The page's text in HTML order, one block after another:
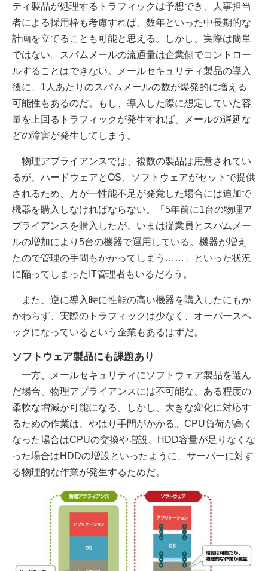
ティ製品が処理するトラフィックは予想でき、人事担当
者による採用枠も考慮すれば、数年といった中長期的な
計画を立てることも可能と思える。しかし、実際は簡単
ではない。スパムメールの流通量は企業側でコントロー
ルすることはできない。メールセキュリティ製品の導入
後に、1人あたりのスパムメールの数が爆発的に増える
可能性もあるのだ。もし、導入した際に想定していた容
量を上回るトラフィックが発生すれば、メールの遅延な
どの障害が発生してしまう。
物理アプライアンスでは、複数の製品は用意されてい
るが、ハードウェアとOS、ソフトウェアがセットで提供
されるため、万が一性能不足が発覚した場合には追加で
機器を購入しなければならない。「5年前に1台の物理ア
プライアンスを購入したが、いまは従業員とスパムメー
ルの増加により5台の機器で運用している。機器が増え
たので管理の手間もかかってしまう……」といった状況
に陥ってしまったIT管理者もいるだろう。
また、逆に導入時に性能の高い機器を購入したにもか
かわらず、実際のトラフィックは少なく、オーバースペ
ックになっているという企業もあるはずだ。
ソフトウェア製品にも課題あり
一方、メールセキュリティにソフトウェア製品を選ん
だ場合、物理アプライアンスには不可能な、ある程度の
柔軟な増減が可能になる。しかし、大きな変化に対応す
るための作業は、やはり手間がかかる。CPU負荷が高く
なった場合はCPUの交換や増設、HDD容量が足りなくな
った場合はHDDの増設といったように、サーバーに対す
る物理的な作業が発生するためだ。